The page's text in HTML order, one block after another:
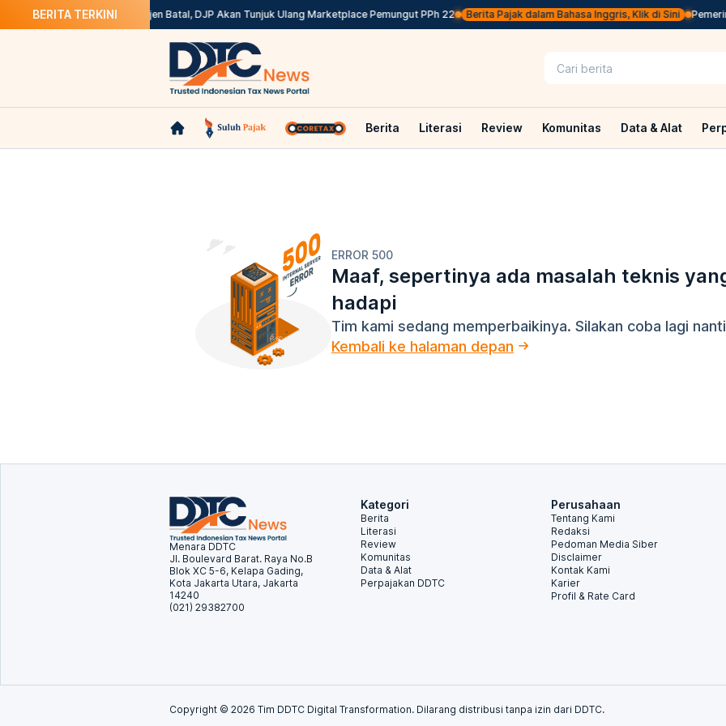
BERITA TERKINI
Ini Solusinya Kepdirjen Batal, DJP Akan Tunjuk Ulang Marketplace Pemungut PPh 22 Berita Pajak dalam Bahasa Inggris, Klik di Sini
Berita Literasi Review Komunitas Data & Alat
ERROR 500
Maaf, sepertinya ada masalah teknis
hadapi
Tim kami sedang memperbaikinya. Silakan coba lagi
Kembali ke halaman depan
Menara DDTC
Jl. Boulevard Barat. Raya No.B
Blok XC 5-6, Kelapa Gading,
Kota Jakarta Utara, Jakarta
14240
(021) 29382700
Kategori
Berita
Literasi
Review
Komunitas
Data & Alat
Perpajakan DDTC
Perusahaan
Tentang Kami
Redaksi
Pedoman Media Siber
Disclaimer
Kontak Kami
Karier
Profil & Rate Card
Copyright © 2026 Tim DDTC Digital Transformation. Dilarang distribusi tanpa izin dari DDTC.